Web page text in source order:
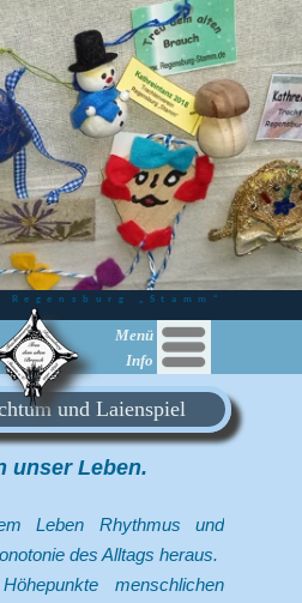
„Stamm“
Menü
Info
und Laienspiel
unser Leben.
Leben Rhythmus und
des Alltags heraus.
menschlichen